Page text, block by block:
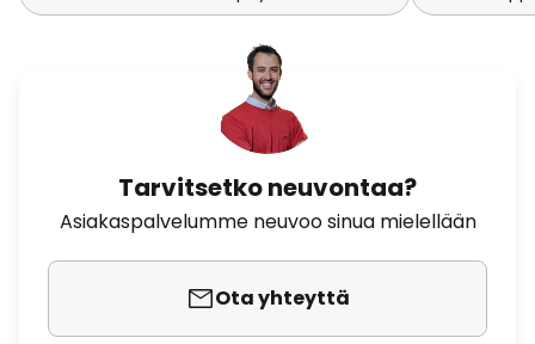
Tarvitsetko neuvontaa?
Asiakaspalvelumme neuvoo sinua mielellään
Ota yhteyttä